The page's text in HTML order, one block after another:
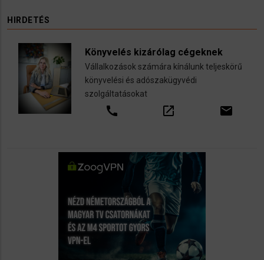
HIRDETÉS
Könyvelés kizárólag cégeknek
Vállalkozások számára kínálunk teljeskörű
könyvelési és adószakügyvédi
szolgáltatásokat
call open_in_new email